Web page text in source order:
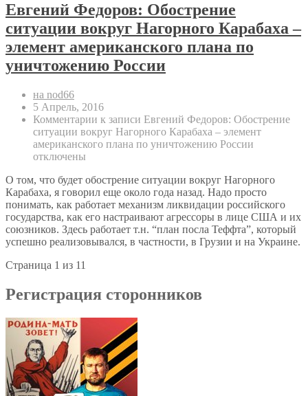
Евгений Федоров: Обострение
ситуации вокруг Нагорного Карабаха –
элемент американского плана по
уничтожению России
на nod66
5 Апрель, 2016
Комментарии к записи Евгений Федоров: Обострение
ситуации вокруг Нагорного Карабаха – элемент
американского плана по уничтожению России
отключены
О том, что будет обострение ситуации вокруг Нагорного
Карабаха, я говорил еще около года назад. Надо просто
понимать, как работает механизм ликвидации российского
государства, как его настраивают агрессоры в лице США и их
союзников. Здесь работает т.н. “план посла Теффта”, который
успешно реализовывался, в частности, в Грузии и на Украине.
Страница 1 из 11
Регистрация сторонников